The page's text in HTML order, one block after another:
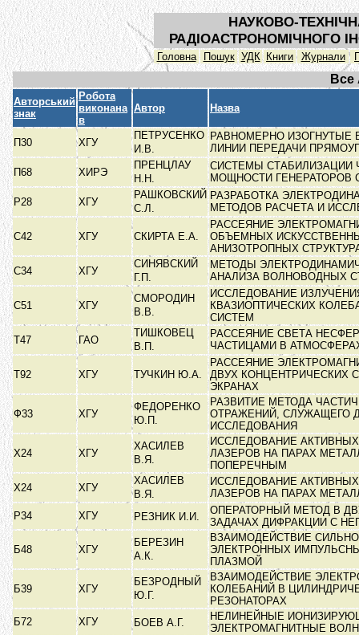
НАУКОВО-
РАДІОАСТРОНОМІЧНОГО
Головна Пошук УДК Книги Журнали
Все
Авторський
знак
Робота
виконана
в
Автор Назва
П30 ХГУ
ПЕТРУСЕНКО
И.В.
РАВНОМЕРНО ИЗОГНУТЫЕ
ЛИНИИ ПЕРЕДАЧИ
П68
ХИРЭ
ПРЕНЦЛАУ
Н.Н.
СИСТЕМЫ СТАБИЛИЗАЦИИ
МОЩНОСТИ ГЕНЕРАТОРОВ
Р28
ХГУ
РАШКОВСКИЙ
С.Л.
РАЗРАБОТКА
МЕТОДОВ РАСЧЕТА И
С42 ХГУ СКИРТА Е.А.
РАССЕЯНИЕ
ОБЪЕМНЫХ
АНИЗОТРОПНЫХ
С34
ХГУ
СИНЯВСКИЙ
Г.П.
МЕТОДЫ
АНАЛИЗА ВОЛНОВОДНЫХ
С51 ХГУ
СМОРОДИН
В.В.
ИССЛЕДОВАНИЕ
КВАЗИОПТИЧЕСКИХ
СИСТЕМ
Т47
ГАО
ТИШКОВЕЦ
В.П.
РАССЕЯНИЕ СВЕТА
ЧАСТИЦАМИ В
Т92 ХГУ ТУЧКИН Ю.А.
РАССЕЯНИЕ
ДВУХ КОНЦЕНТРИЧЕСКИХ
ЭКРАНАХ
Ф33 ХГУ
ФЕДОРЕНКО
Ю.П.
РАЗВИТИЕ МЕТОДА
ОТРАЖЕНИЙ, СЛУЖАЩЕГО
ИССЛЕДОВАНИЯ
Х24 ХГУ
ХАСИЛЕВ
В.Я.
ИССЛЕДОВАНИЕ
ЛАЗЕРОВ НА ПАРАХ
ПОПЕРЕЧНЫМ
Х24
ХГУ
ХАСИЛЕВ
В.Я.
ИССЛЕДОВАНИЕ
ЛАЗЕРОВ НА ПАРАХ
Р34
ХГУ РЕЗНИК И.И.
ОПЕРАТОРНЫЙ МЕТОД В
ЗАДАЧАХ ДИФРАКЦИИ С
Б48 ХГУ
БЕРЕЗИН
А.К.
ВЗАИМОДЕЙСТВИЕ
ЭЛЕКТРОННЫХ
ПЛАЗМОЙ
Б39 ХГУ
БЕЗРОДНЫЙ
Ю.Г.
ВЗАИМОДЕЙСТВИЕ
КОЛЕБАНИЙ В
РЕЗОНАТОРАХ
Б72
ХГУ БОЕВ А.Г.
НЕЛИНЕЙНЫЕ
ЭЛЕКТРОМАГНИТНЫЕ